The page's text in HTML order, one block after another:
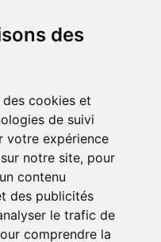
des
cookies et
de suivi
votre expérience
notre site, pour
contenu
des publicités
le trafic de
comprendre la
TOI